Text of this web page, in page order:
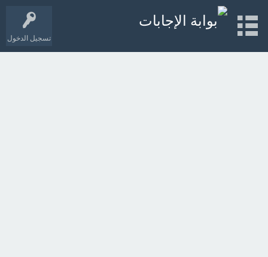
تسجيل الدخول